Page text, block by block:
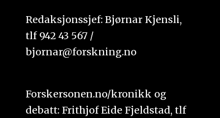
Redaksjonssjef: Bjørnar Kjensli,
tlf 942 43 567 /
bjornar@forskning.no
Forskersonen.no/kronikk og
debatt: Frithjof Eide Fjeldstad, tlf